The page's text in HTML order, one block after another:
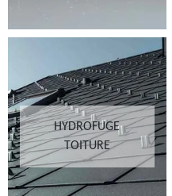
HYDROFUGE
TOITURE